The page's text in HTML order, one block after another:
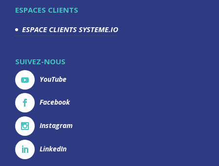
ESPACES CLIENTS
ESPACE CLIENTS SYSTEME.IO
SUIVEZ-NOUS
YouTube
Facebook
Instagram
LinkedIn